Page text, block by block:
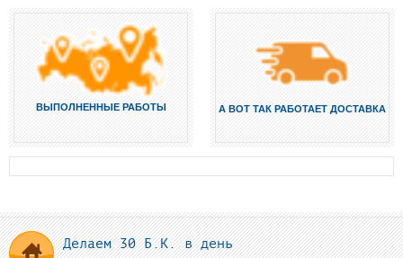
ВЫПОЛНЕННЫЕ РАБОТЫ А ВОТ ТАК РАБОТАЕТ ДОСТАВКА
Делаем 30 Б.К. в день